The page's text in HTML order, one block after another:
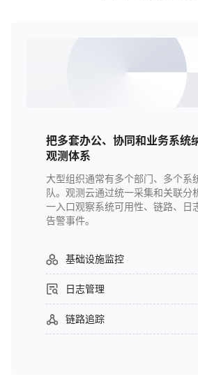
把多套办公、协同和业务系统
观测体系
大型组织通常有多个部门、多个系
队。观测云通过统一采集和关联分
一入口观察系统可用性、链路、日
告警事件。
基础设施监控
日志管理
链路追踪